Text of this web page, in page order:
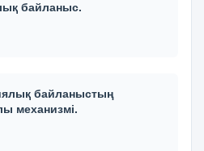
байланыс.
байланыстың
механизмі.